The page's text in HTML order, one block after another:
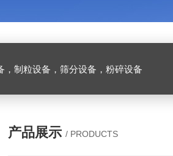
，制粒设备，筛分设备，粉碎设备
产品展示 / PRODUCTS